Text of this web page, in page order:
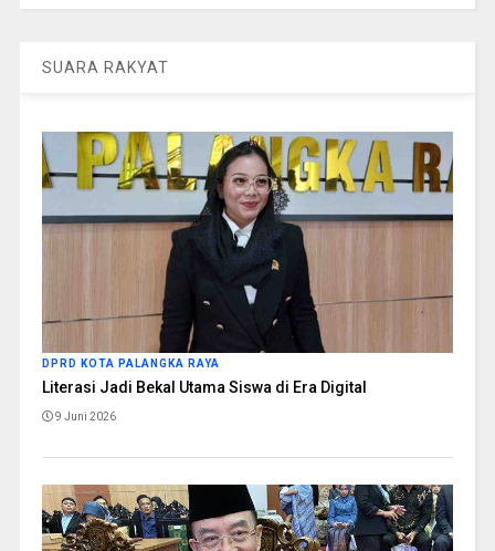
SUARA RAKYAT
DPRD KOTA PALANGKA RAYA
Literasi Jadi Bekal Utama Siswa di Era Digital
9 Juni 2026